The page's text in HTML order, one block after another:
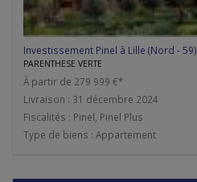
Investissement Pinel à Lille (Nord - 59)
PARENTHESE VERTE
À partir de 279 999 €*
Livraison : 31 décembre 2024
Fiscalités : Pinel, Pinel Plus
Type de biens : Appartement